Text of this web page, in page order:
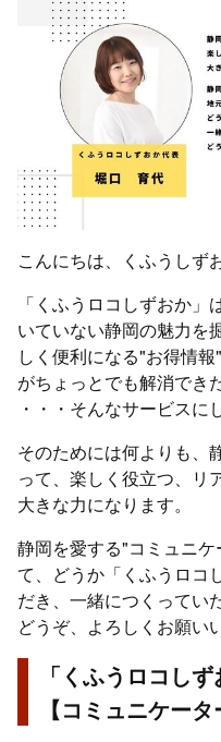
こんにちは、くふうしず
「くふうロコしずおか
いていない静岡の魅力を
しく便利になる"お得情
がちょっとでも解消できた
・・・そんなサービスに
そのためには何よりも、
って、楽しく役立つ、リ
大きな力になります。
静岡を愛する"コミュニ
て、どうか「くふうロコ
だき、一緒につくってい
どうぞ、よろしくお願い
「くふうロコし
【コミュニケー